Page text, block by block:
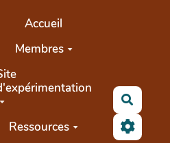
Accueil
Membres
Ressources